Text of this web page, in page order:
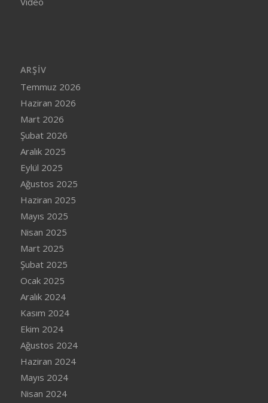
ARŞIV
Temmuz 2026
Haziran 2026
Mart 2026
Şubat 2026
Aralık 2025
Eylül 2025
Ağustos 2025
Haziran 2025
Mayıs 2025
Nisan 2025
Mart 2025
Şubat 2025
Ocak 2025
Aralık 2024
Kasım 2024
Ekim 2024
Ağustos 2024
Haziran 2024
Mayıs 2024
Nisan 2024